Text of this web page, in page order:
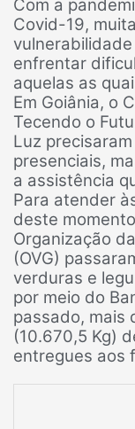
Com a
Covid-19,
enfrentar
aquelas as
Em Goiânia, o
Tecendo o
Luz
presenciais,
a assistência
Para atender
deste
Organização
(OVG)
verduras e
por meio do
passado, mais
(10.670,5 Kg)
entregues aos